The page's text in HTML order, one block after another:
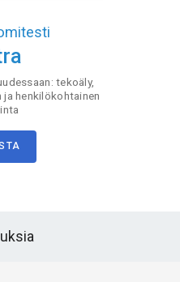
tekoäly,
ja henkilökohtainen